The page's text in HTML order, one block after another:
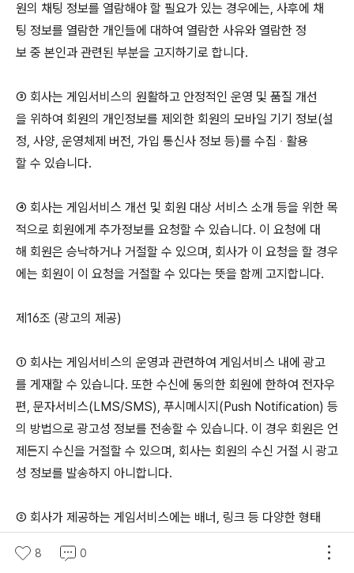
원의 채팅 정보를 열람해야 할 필요가 있는 경우에는, 사후에 채
팅 정보를 열람한 개인들에 대하여 열람한 사유와 열람한 정
보 중 본인과 관련된 부분을 고지하기로 합니다.
③ 회사는 게임서비스의 원활하고 안정적인 운영 및 품질 개선
을 위하여 회원의 개인정보를 제외한 회원의 모바일 기기 정보(설
정, 사양, 운영체제 버전, 가입 통신사 정보 등)를 수집 ‧ 활용
할 수 있습니다.
④ 회사는 게임서비스 개선 및 회원 대상 서비스 소개 등을 위한 목
적으로 회원에게 추가정보를 요청할 수 있습니다. 이 요청에 대
해 회원은 승낙하거나 거절할 수 있으며, 회사가 이 요청을 할 경우
에는 회원이 이 요청을 거절할 수 있다는 뜻을 함께 고지합니다.
제16조 (광고의 제공)
① 회사는 게임서비스의 운영과 관련하여 게임서비스 내에 광고
를 게재할 수 있습니다. 또한 수신에 동의한 회원에 한하여 전자우
편, 문자서비스(LMS/SMS), 푸시메시지(Push Notification) 등
의 방법으로 광고성 정보를 전송할 수 있습니다. 이 경우 회원은 언
제든지 수신을 거절할 수 있으며, 회사는 회원의 수신 거절 시 광고
성 정보를 발송하지 아니합니다.
② 회사가 제공하는 게임서비스에는 배너, 링크 등 다양한 형태
와 연결될 수 있습니다.
8 0